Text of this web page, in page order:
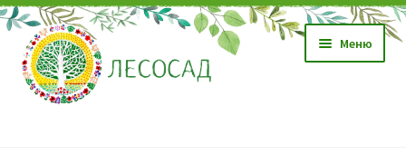
Перейти
к
навигации
Перейти
к
содержимому
Меню